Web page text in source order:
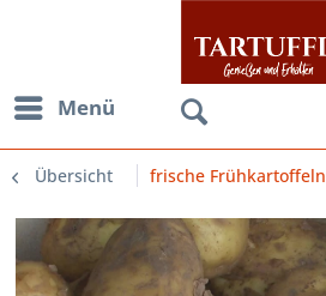
Menü
Übersicht frische Frühkartoffeln